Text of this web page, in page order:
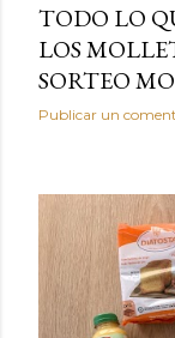
TODO LO
LOS
SORTEO
Publicar un